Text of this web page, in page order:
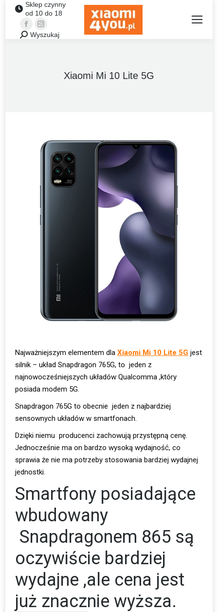
Sklep czynny
od 10 do 18
FacebookInstagram
Szukaj:Wyszukaj
Xiaomi Mi 10 Lite 5G
Najważniejszym elementem dlaXiaomi Mi 10 Lite 5G jest
silnik – układ Snapdragon 765G, to jeden z
najnowocześniejszych układów Qualcomma ,który
posiada modem 5G.
Snapdragon 765G to obecnie jeden z najbardziej
sensownych układów w smartfonach.
Dzięki niemu producenci zachowują przystępną cenę.
Jednocześnie ma on bardzo wysoką wydajność, co
sprawia że nie ma potrzeby stosowania bardziej wydajnej
jednostki.
Smartfony posiadające
wbudowany
Snapdragonem 865 są
oczywiście bardziej
wydajne ,ale cena jest
już znacznie wyższa.